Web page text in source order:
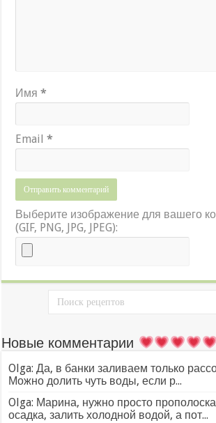
Имя*
Email*
Выберите изображение для вашего
(GIF, PNG, JPG, JPEG):
Новые комментарии
Olga: Да, в банки заливаем только
Можно долить чуть воды, если р...
Olga: Марина, нужно просто
осадка, залить холодной водой, а пот...